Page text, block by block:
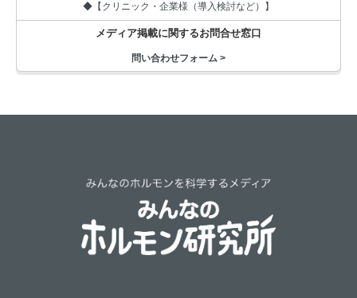
◆【クリニック・企業様（導入検討など）】
メディア掲載に関するお問合せ窓口
問い合わせフォーム >